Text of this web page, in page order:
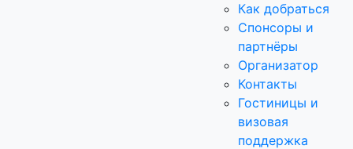
Как добраться
Спонсоры и
партнёры
Организатор
Контакты
Гостиницы и
визовая
поддержка